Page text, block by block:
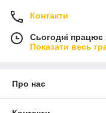
Контакти
Сьогодні працює
Показати весь
Про нас